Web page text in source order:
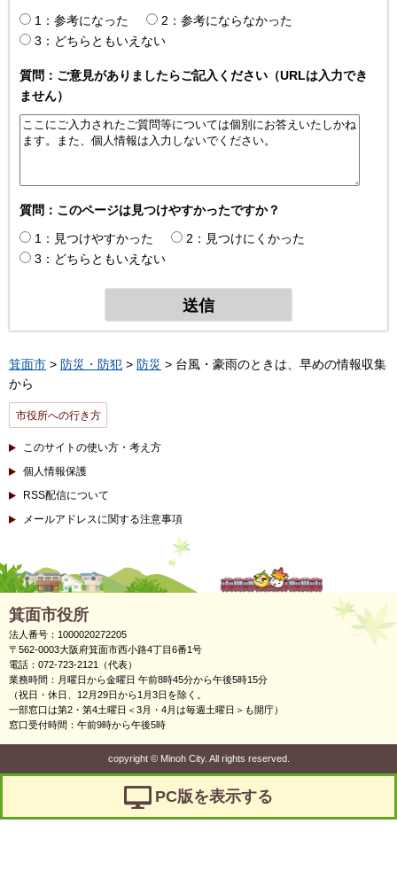
1：参考になった
2：参考にならなかった
3：どちらともいえない
質問：ご意見がありましたらご記入ください（URLは入力でき
ません）
質問：このページは見つけやすかったですか？
1：見つけやすかった
2：見つけにくかった
3：どちらともいえない
箕面市 > 防災・防犯 > 防災 > 台風・豪雨のときは、早めの情報収集
から
市役所への行き方
このサイトの使い方・考え方
個人情報保護
RSS配信について
メールアドレスに関する注意事項
箕面市役所
法人番号：1000020272205
〒562-0003大阪府箕面市西小路4丁目6番1号
電話：072-723-2121（代表）
業務時間：月曜日から金曜日 午前8時45分から午後5時15分
（祝日・休日、12月29日から1月3日を除く。
一部窓口は第2・第4土曜日＜3月・4月は毎週土曜日＞も開庁）
窓口受付時間：午前9時から午後5時
copyright ©Minoh City. All rights reserved.
PC版を表示する